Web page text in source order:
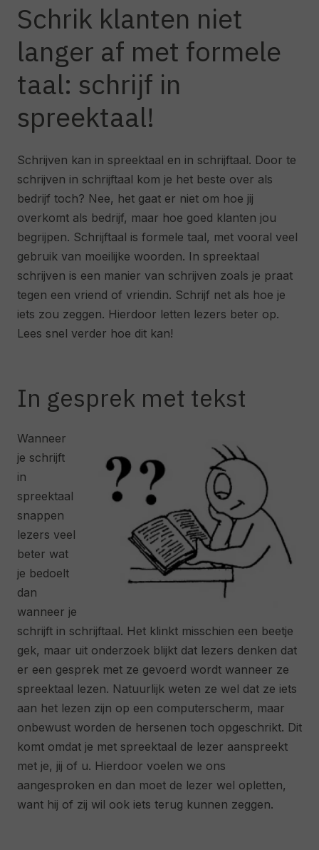
Schrik klanten niet
langer af met formele
taal: schrijf in
spreektaal!
Schrijven kan in spreektaal en in schrijftaal. Door te
schrijven in schrijftaal kom je het beste over als
bedrijf toch? Nee, het gaat er niet om hoe jij
overkomt als bedrijf, maar hoe goed klanten jou
begrijpen. Schrijftaal is formele taal, met vooral veel
gebruik van moeilijke woorden. In spreektaal
schrijven is een manier van schrijven zoals je praat
tegen een vriend of vriendin. Schrijf net als hoe je
iets zou zeggen. Hierdoor letten lezers beter op.
Lees snel verder hoe dit kan!
In gesprek met tekst
Wanneer
je schrijft
in
spreektaal
snappen
lezers veel
beter wat
je bedoelt
dan
wanneer je
schrijft in schrijftaal. Het klinkt misschien een beetje
gek, maar uit onderzoek blijkt dat lezers denken dat
er een gesprek met ze gevoerd wordt wanneer ze
spreektaal lezen. Natuurlijk weten ze wel dat ze iets
aan het lezen zijn op een computerscherm, maar
onbewust worden de hersenen toch opgeschrikt. Dit
komt omdat je met spreektaal de lezer aanspreekt
met je, jij of u. Hierdoor voelen we ons
aangesproken en dan moet de lezer wel opletten,
want hij of zij wil ook iets terug kunnen zeggen.